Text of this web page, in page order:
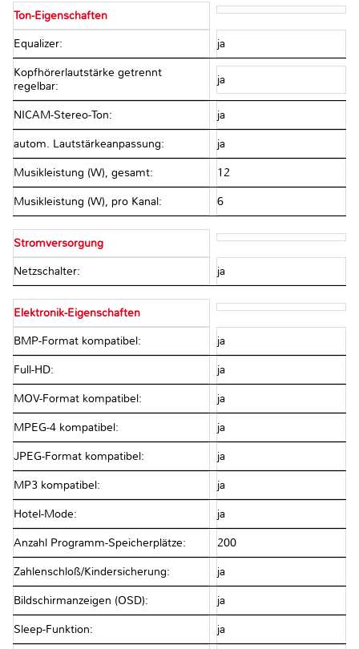
Ton-Eigenschaften
Equalizer: ja
Kopfhörerlautstärke getrennt
regelbar:
ja
NICAM-Stereo-Ton: ja
autom. Lautstärkeanpassung: ja
Musikleistung (W), gesamt: 12
Musikleistung (W), pro Kanal: 6
Stromversorgung
Netzschalter: ja
Elektronik-Eigenschaften
BMP-Format kompatibel: ja
Full-HD: ja
MOV-Format kompatibel: ja
MPEG-4 kompatibel: ja
JPEG-Format kompatibel: ja
MP3 kompatibel: ja
Hotel-Mode: ja
Anzahl Programm-Speicherplätze: 200
Zahlenschloß/Kindersicherung: ja
Bildschirmanzeigen (OSD): ja
Sleep-Funktion: ja